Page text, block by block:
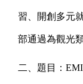
習、開創多元
部通過為觀光
二、題目：EMI